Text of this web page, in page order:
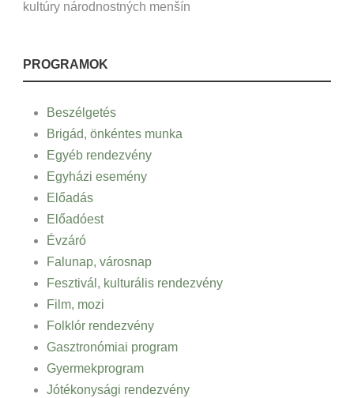
kultúry národnostných menšín
PROGRAMOK
Beszélgetés
Brigád, önkéntes munka
Egyéb rendezvény
Egyházi esemény
Előadás
Előadóest
Évzáró
Falunap, városnap
Fesztivál, kulturális rendezvény
Film, mozi
Folklór rendezvény
Gasztronómiai program
Gyermekprogram
Jótékonysági rendezvény